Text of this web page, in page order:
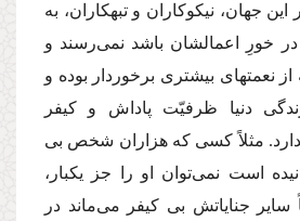
این جهان، نیكوكاران و تبهكاران، به
خورِ اعمالشان باشد نمى‌رسند و
از نعمتهاى بیشترى برخوردار بوده و
دنیا ظرفیّت پاداش و كیفر
ندارد. مثلاً كسى كه هزاران شخص بى
است نمى‌توان او را جز یكبار،
جنایاتش بى كیفر مى‌ماند در